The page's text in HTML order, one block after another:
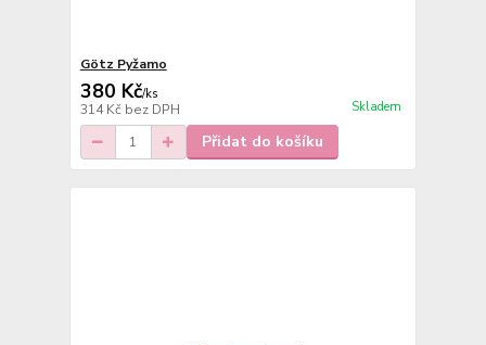
Götz Pyžamo
380 Kč/ks
314 Kč bez DPH Skladem
Přidat do košíku